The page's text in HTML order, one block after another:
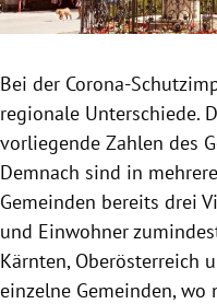
Untermenü
Untermenü
Bei der Corona-
regionale Unterschiede.
vorliegende Zahlen des
Demnach sind in
Gemeinden bereits drei
und Einwohner
Kärnten, Oberösterreich
einzelne Gemeinden,